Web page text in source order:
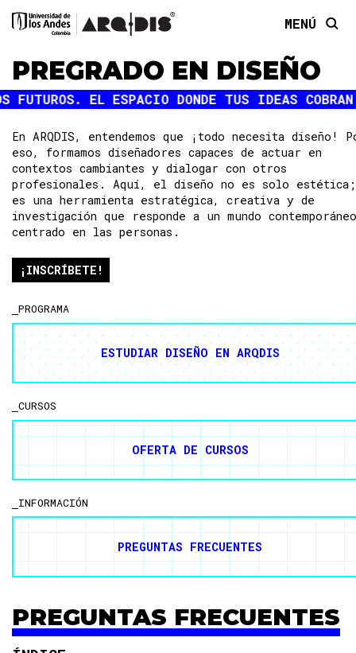
MENÚ
PROGRAMA
ESTUDIAR DISEÑO EN ARQDIS
CURSOS
OFERTA DE CURSOS
INFORMACIÓN
PREGUNTAS FRECUENTES
PREGRADO EN DISEÑO
En ARQDIS, entendemos que ¡todo necesita diseño!
eso, formamos diseñadores capaces de actuar en
contextos cambiantes y dialogar con otros
profesionales. Aquí, el diseño no es solo estética;
es una herramienta estratégica, creativa y de
investigación que responde a un mundo contemporáneo
centrado en las personas.
¡INSCRÍBETE!
PREGUNTAS FRECUENTES
SOBRE EL PROGRAMA
¿QUÉ VOY APRENDER?
¿QUÉ TIPO DE DISEÑO ENSEÑAN EN L…
¿CÓMO ES UN DÍA EN LA VIDA DE UN …
¿QUÉ CARACTERIZA A LOS EGRESADOS D…
¿EN QUÉ PUEDO TRABAJAR SI ESTUDIO …
¿PUEDO ESTUDIAR OTRAS COSAS JUNTO C…
¿CUÁLES EXPERIENCIAS INTERNACIONAL…
¿PUEDO VER MATERIAS DE MAESTRÍA DU…
¿QUÉ HACE ÚNICO AL PROGRAMA DE DI…
¿CUÁLES SON LAS FECHAS DE ADMISIÓ…
¿CUÁL ES EL VALOR DE LA MATRÍCULA…
CONTACTO